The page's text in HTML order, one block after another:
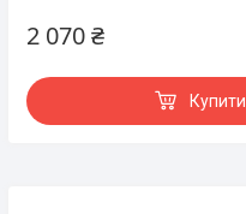
2 070 ₴
Купити